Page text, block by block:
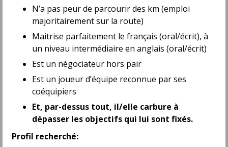
Permanent- Full time
Conseiller(ère) aux ventes - À partir de
60 000 $ par année
Okéanos Piscine Québec
Lévis, QC
Permanent
From $60000 per year
Business Development Representative
Marathon Targets
Ottawa, ON
Permanent
N’a pas peur de parcourir des km (emploi
majoritairement sur la route)
Maitrise parfaitement le français (oral/écrit), à
un niveau intermédiaire en anglais (oral/écrit)
Est un négociateur hors pair
Est un joueur d’équipe reconnue par ses
coéquipiers
Et, par-dessus tout, il/elle carbure à
dépasser les objectifs qui lui sont fixés.
Profil recherché: